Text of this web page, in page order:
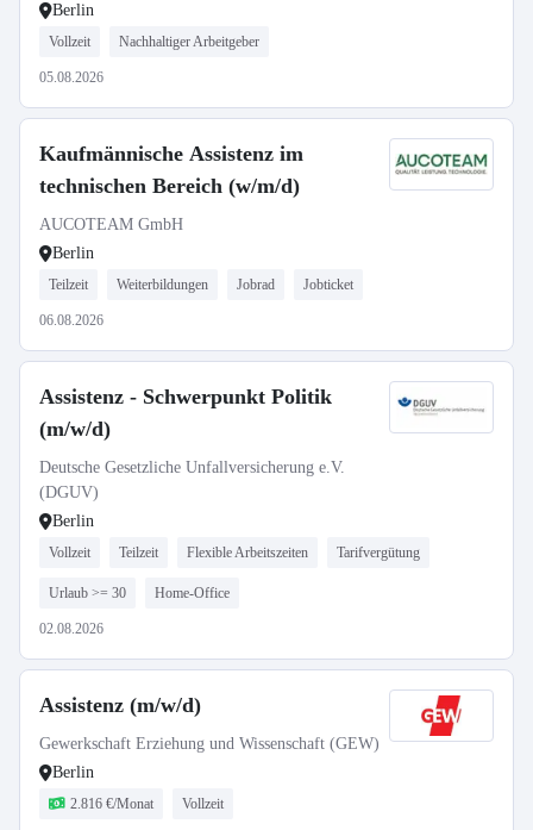
Berlin
Vollzeit Nachhaltiger Arbeitgeber
05.08.2026
Kaufmännische Assistenz im
technischen Bereich (w/m/d)
AUCOTEAM GmbH
Berlin
Teilzeit Weiterbildungen Jobrad Jobticket
06.08.2026
Assistenz - Schwerpunkt Politik
(m/w/d)
Deutsche Gesetzliche Unfallversicherung e.V.
(DGUV)
Berlin
Vollzeit Teilzeit Flexible Arbeitszeiten Tarifvergütung
Urlaub >= 30 Home-Office
02.08.2026
Assistenz (m/w/d)
Gewerkschaft Erziehung und Wissenschaft (GEW)
Berlin
2.816 €/Monat Vollzeit